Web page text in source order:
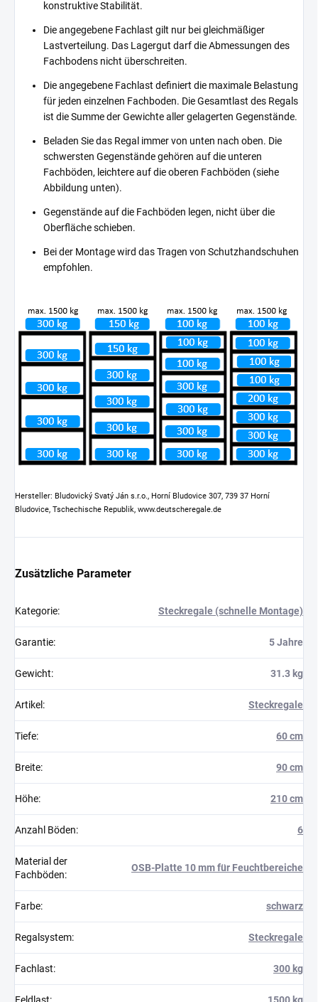
konstruktive Stabilität.
Die angegebene Fachlast gilt nur bei gleichmäßiger
Lastverteilung. Das Lagergut darf die Abmessungen des
Fachbodens nicht überschreiten.
Die angegebene Fachlast definiert die maximale Belastung
für jeden einzelnen Fachboden. Die Gesamtlast des Regals
ist die Summe der Gewichte aller gelagerten Gegenstände.
Beladen Sie das Regal immer von unten nach oben. Die
schwersten Gegenstände gehören auf die unteren
Fachböden, leichtere auf die oberen Fachböden (siehe
Abbildung unten).
Gegenstände auf die Fachböden legen, nicht über die
Oberfläche schieben.
Bei der Montage wird das Tragen von Schutzhandschuhen
empfohlen.
Hersteller: Bludovický Svatý Ján s.r.o., Horní Bludovice 307, 739 37 Horní
Bludovice, Tschechische Republik, www.deutscheregale.de
Zusätzliche Parameter
Kategorie: Steckregale (schnelle Montage)
Garantie: 5 Jahre
Gewicht: 31.3 kg
Artikel : Steckregale
Tiefe: 60 cm
Breite: 90 cm
Höhe: 210 cm
Anzahl Böden: 6
Material der
Fachböden:
OSB-Platte 10 mm für Feuchtbereiche
Farbe: schwarz
Regalsystem: Steckregale
Fachlast: 300 kg